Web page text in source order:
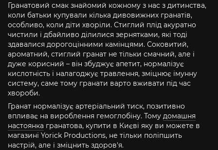
Гранатовий смак знайомий кожному з нас з дитинства,
коли батьки купували кілька дивовижних гранатів,
особливо, коли діти хворіли. Стиглий плід акуратно
чистили і дбайливо ділилися зернятками, які тоді
здавалися дорогоцінними камінцями. Соковитий,
ароматний, стиглий гранат не тільки смачний, але і
дуже корисний – він збуджує апетит, нормалізує
кислотність і налагоджує травлення, зміцнює імунну
систему, саме тому гранати варто вживати під час
хвороби.
Гранат нормалізує артеріальний тиск, позитивно
впливає на вироблення гемоглобіну. Тому домашня
настоянка гранатова, купити в Києві яку ви можете в
магазині Yorick Productions, не тільки поліпшить
настрій, але і зміцнить здоров'я.